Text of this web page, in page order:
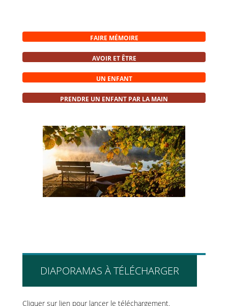
FAIRE MÉMOIRE
AVOIR ET ÊTRE
UN ENFANT
PRENDRE UN ENFANT PAR LA MAIN
DIAPORAMAS À TÉLÉCHARGER
Cliquer sur lien pour lancer le téléchargement.